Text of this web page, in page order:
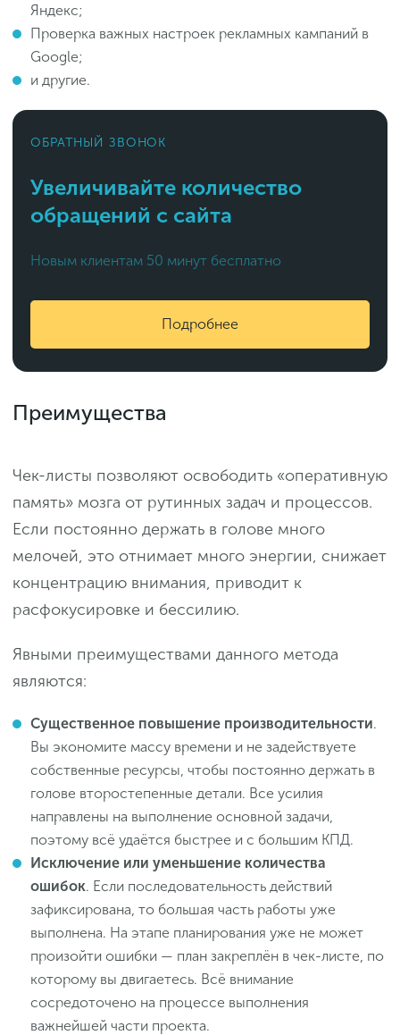
Яндекс;
Проверка важных настроек рекламных кампаний в
Google;
и другие.
ОБРАТНЫЙ ЗВОНОК
Увеличивайте количество
обращений с сайта
Новым клиентам 50 минут бесплатно
Подробнее
Преимущества
Чек-листы позволяют освободить «оперативную
память» мозга от рутинных задач и процессов.
Если постоянно держать в голове много
мелочей, это отнимает много энергии, снижает
концентрацию внимания, приводит к
расфокусировке и бессилию.
Явными преимуществами данного метода
являются:
Существенное повышение производительности.
Вы экономите массу времени и не задействуете
собственные ресурсы, чтобы постоянно держать в
голове второстепенные детали. Все усилия
направлены на выполнение основной задачи,
поэтому всё удаётся быстрее и с большим КПД.
Исключение или уменьшение количества
ошибок. Если последовательность действий
зафиксирована, то большая часть работы уже
выполнена. На этапе планирования уже не может
произойти ошибки — план закреплён в чек-листе, по
которому вы двигаетесь. Всё внимание
сосредоточено на процессе выполнения
важнейшей части проекта.